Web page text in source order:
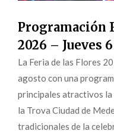
Programación
2026 – Jueves
La Feria de las Flores
agosto con una
principales atractivos
la Trova Ciudad de
tradicionales de la